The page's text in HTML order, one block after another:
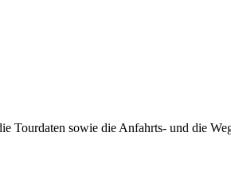
Tourdaten sowie die Anfahrts- und die